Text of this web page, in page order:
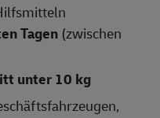
Tagen (zwischen
unter 10 kg